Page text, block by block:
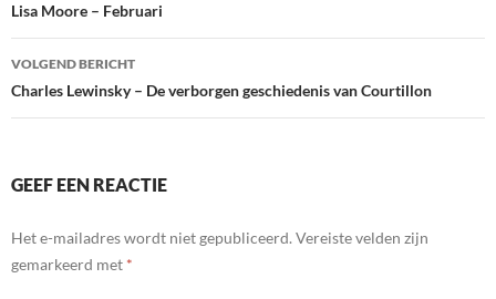
navigatie
Lisa Moore – Februari
VOLGEND BERICHT
Charles Lewinsky – De verborgen geschiedenis van Courtillon
GEEF EEN REACTIE
Het e-mailadres wordt niet gepubliceerd. Vereiste velden zijn
gemarkeerd met *